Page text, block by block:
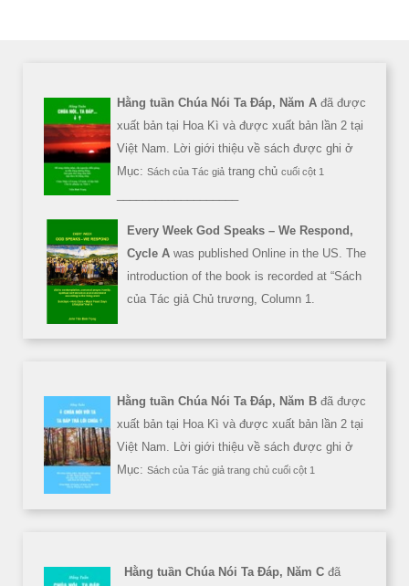
Hằng tuần Chúa Nói Ta Đáp, Năm A đã được
xuất bản tại Hoa Kì và được xuất bản lần 2 tại
Việt Nam. Lời giới thiệu về sách được ghi ở
Mục: Sách của Tác giả trang chủ cuối cột 1
Every Week God Speaks – We Respond,
Cycle A was published Online in the US. The
introduction of the book is recorded at “Sách
của Tác giả Chủ trương, Column 1.
Hằng tuần Chúa Nói Ta Đáp, Năm B đã được
xuất bản tại Hoa Kì và được xuất bản lần 2 tại
Việt Nam. Lời giới thiệu về sách được ghi ở
Mục: Sách của Tác giả trang chủ cuối cột 1
Hằng tuần Chúa Nói Ta Đáp, Năm C đã